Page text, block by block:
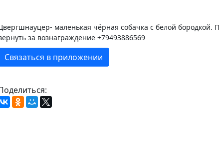
маленькая чёрная собачка с белой
за вознаграждение +79493886569
Связаться в приложении